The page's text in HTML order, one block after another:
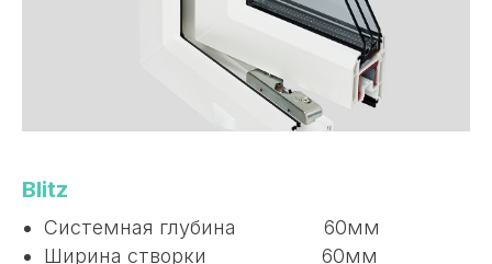
Blitz
Системная глубина 60мм
Ширина створки 60мм